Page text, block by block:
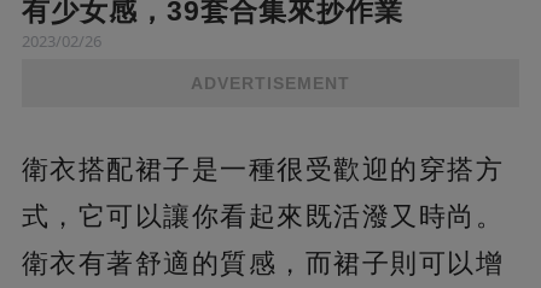
有少女感，39套合集來抄作業
2023/02/26
ADVERTISEMENT
衛衣搭配裙子是一種很受歡迎的穿搭方
式，它可以讓你看起來既活潑又時尚。
衛衣有著舒適的質感，而裙子則可以增